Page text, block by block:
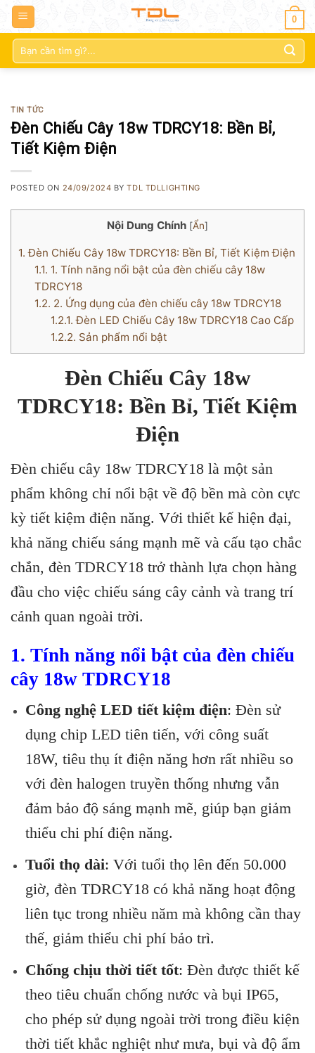
0
Tìm
kiếm:
TIN TỨC
Đèn Chiếu Cây 18w TDRCY18: Bền Bỉ,
Tiết Kiệm Điện
POSTED ON 24/09/2024 BYTDL TDLLIGHTING
Nội Dung Chính [Ẩn]
1. Đèn Chiếu Cây 18w TDRCY18: Bền Bỉ, Tiết Kiệm Điện
1.1. 1. Tính năng nổi bật của đèn chiếu cây 18w
TDRCY18
1.2. 2. Ứng dụng của đèn chiếu cây 18w TDRCY18
1.2.1. Đèn LED Chiếu Cây 18w TDRCY18 Cao Cấp
1.2.2. Sản phẩm nổi bật
Đèn Chiếu Cây 18w
TDRCY18: Bền Bỉ, Tiết Kiệm
Điện
Đèn chiếu cây 18w TDRCY18 là một sản
phẩm không chỉ nổi bật về độ bền mà còn cực
kỳ tiết kiệm điện năng. Với thiết kế hiện đại,
khả năng chiếu sáng mạnh mẽ và cấu tạo chắc
chắn, đèn TDRCY18 trở thành lựa chọn hàng
đầu cho việc chiếu sáng cây cảnh và trang trí
cảnh quan ngoài trời.
1. Tính năng nổi bật của đèn chiếu
cây 18w TDRCY18
Công nghệ LED tiết kiệm điện: Đèn sử
dụng chip LED tiên tiến, với công suất
18W, tiêu thụ ít điện năng hơn rất nhiều so
với đèn halogen truyền thống nhưng vẫn
đảm bảo độ sáng mạnh mẽ, giúp bạn giảm
thiểu chi phí điện năng.
Tuổi thọ dài: Với tuổi thọ lên đến 50.000
giờ, đèn TDRCY18 có khả năng hoạt động
liên tục trong nhiều năm mà không cần thay
thế, giảm thiểu chi phí bảo trì.
Chống chịu thời tiết tốt: Đèn được thiết kế
theo tiêu chuẩn chống nước và bụi IP65,
cho phép sử dụng ngoài trời trong điều kiện
thời tiết khắc nghiệt như mưa, bụi và độ ẩm